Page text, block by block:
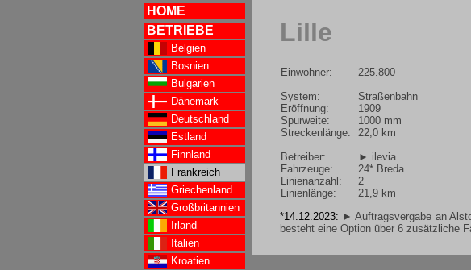
HOME
BETRIEBE
Belgien
Bosnien
Bulgarien
Dänemark
Deutschland
Estland
Finnland
Frankreich
Griechenland
Großbritannien
Irland
Italien
Kroatien
Lille
Einwohner:
System:
Eröffnung:
Spurweite:
Streckenlänge:
Betreiber:
Fahrzeuge:
Linienanzahl:
Linienlänge:
225.800
Straßenbahn
1909
1000 mm
22,0 km
► ilevia
24* Breda
2
21,9 km
*14.12.2023: ► Auftragsvergabe an
besteht eine Option über 6 zusätzliche